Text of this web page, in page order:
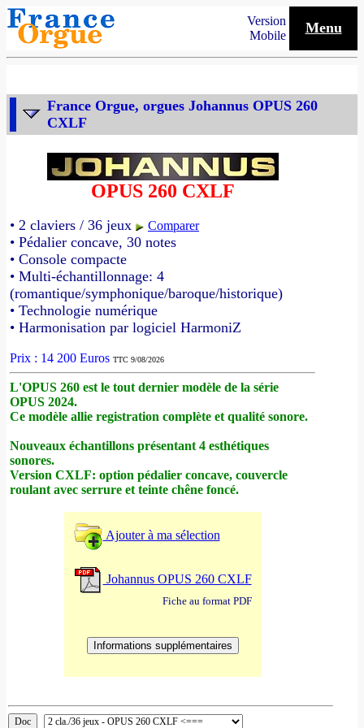
Version
Mobile
Menu
France Orgue, orgues Johannus OPUS 260
CXLF
OPUS 260 CXLF
• 2 claviers / 36 jeux Comparer
• Pédalier concave, 30 notes
• Console compacte
• Multi-échantillonnage: 4
(romantique/symphonique/baroque/historique)
• Technologie numérique
• Harmonisation par logiciel HarmoniZ
Prix : 14 200 Euros TTC 9/08/2026
L'OPUS 260 est le tout dernier modèle de la série
OPUS 2024.
Ce modèle allie registration complète et qualité sonore.
Nouveaux échantillons présentant 4 esthétiques
sonores.
Version CXLF: option pédalier concave, couvercle
roulant avec serrure et teinte chêne foncé.
Ajouter à ma sélection
Johannus OPUS 260 CXLF
Fiche au format PDF